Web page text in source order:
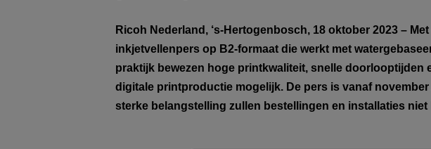
Ricoh Nederland, ‘s-Hertogenbosch, 18 oktober 2023 –
inkjetvellenpers op B2-formaat die werkt met
praktijk bewezen hoge printkwaliteit, snelle
digitale printproductie mogelijk. De pers is vanaf
sterke belangstelling zullen bestellingen en installaties